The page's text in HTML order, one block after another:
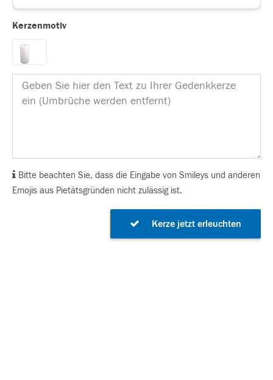
Kerzenmotiv
Bitte beachten Sie, dass die Eingabe von Smileys und anderen
Emojis aus Pietätsgründen nicht zulässig ist.
Kerze jetzt erleuchten